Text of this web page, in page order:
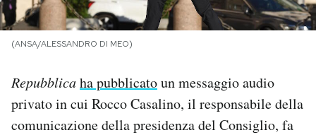
NEWSLETTER
SHOP
(ANSA/ALESSANDRO DI MEO)
Repubblicaha pubblicatoun messaggio audio
privato in cui Rocco Casalino, il responsabile della
comunicazione della presidenza del Consiglio, fa